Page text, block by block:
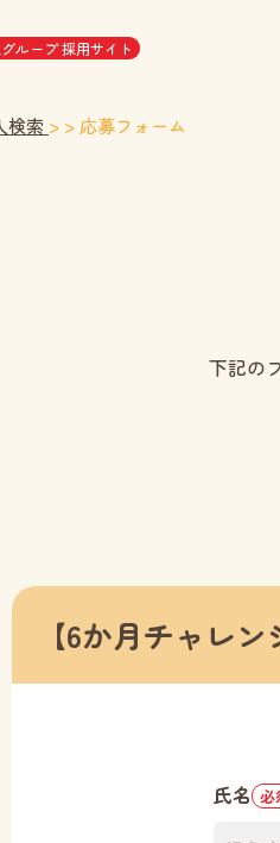
ループ 採用サイト
検索 > > 応募フォーム
下記の
【6か月チャレ
氏名 必